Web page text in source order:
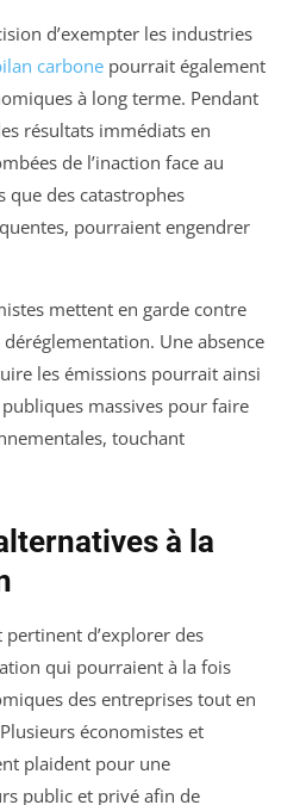
d’exempter les industries
carbone pourrait également
à long terme. Pendant
résultats immédiats en
de l’inaction face au
que des catastrophes
pourraient engendrer
mettent en garde contre
Une absence
les émissions pourrait ainsi
massives pour faire
touchant
à la
d’explorer des
qui pourraient à la fois
des entreprises tout en
économistes et
plaident pour une
public et privé afin de